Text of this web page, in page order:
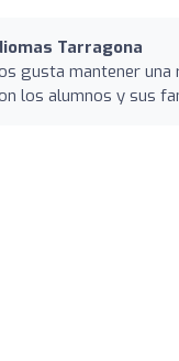
Tarragona
gusta mantener una
los alumnos y sus